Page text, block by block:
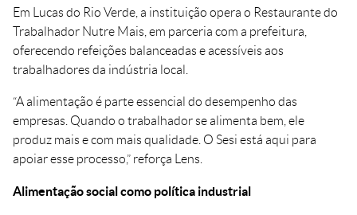
Em Lucas do Rio Verde, a instituição opera o Restaurante do
Trabalhador Nutre Mais, em parceria com a prefeitura,
oferecendo refeições balanceadas e acessíveis aos
trabalhadores da indústria local.
“A alimentação é parte essencial do desempenho das
empresas. Quando o trabalhador se alimenta bem, ele
produz mais e com mais qualidade. O Sesi está aqui para
apoiar esse processo,” reforça Lens.
Alimentação social como política industrial